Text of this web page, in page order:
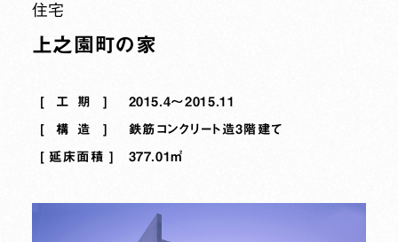
住宅
上之園町の家
工期 2015.4～2015.11
構造 鉄筋コンクリート造3階建て
延床面積 377.01㎡